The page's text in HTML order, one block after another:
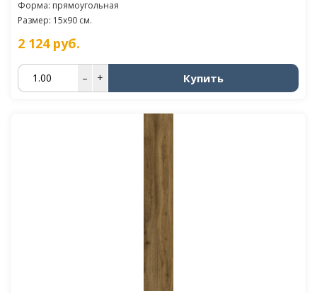
Форма: прямоугольная
Размер: 15x90 см.
2 124руб.
– + Купить